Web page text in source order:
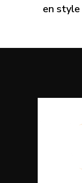
en style